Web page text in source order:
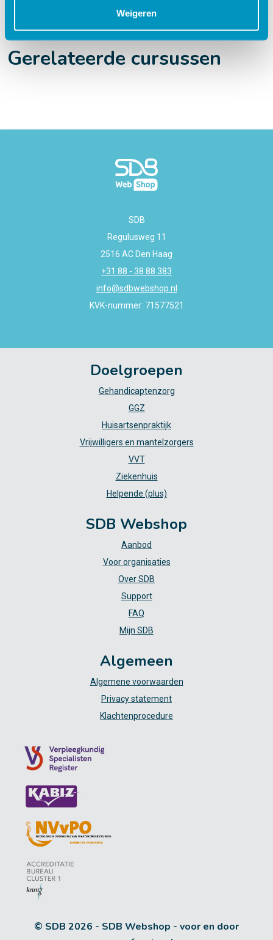
Weigeren
Gerelateerde cursussen
SDB
Regulusweg 11
2516 AC Den Haag
+31 88 - 38 88 383
info@sdbwebshop.nl
KVK-nummer: 71577521
Doelgroepen
Gehandicaptenzorg
GGZ
Huisartsenpraktijk
Vrijwilligers en mantelzorgers
VVT
Ziekenhuis
Helpende (plus)
SDB Webshop
Aanbod
Voor organisaties
Over SDB
Support
FAQ
Mijn SDB
Algemeen
Algemene voorwaarden
Privacy statement
Klachtenprocedure
© SDB 2026 - SDB Webshop - voor en door